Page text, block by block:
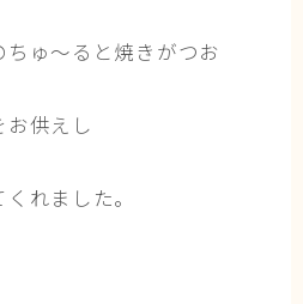
ゅ～ると焼きがつお
お供えし
れました。